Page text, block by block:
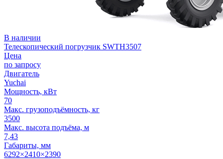
В наличии
Телескопический погрузчик SWTH3507
Цена
по запросу
Двигатель
Yuchai
Мощность, кВт
70
Макс. грузоподъёмность, кг
3500
Макс. высота подъёма, м
7,43
Габариты, мм
6292×2410×2390